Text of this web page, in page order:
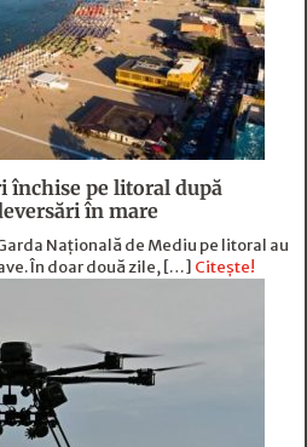
închise pe litoral după
în mare
Națională de Mediu pe litoral au
În doar două zile, […] Citește!